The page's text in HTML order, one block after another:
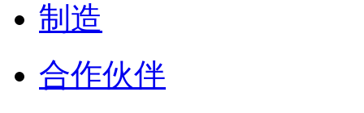
制造
合作伙伴